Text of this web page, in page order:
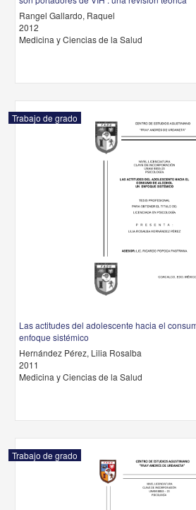
Rangel Gallardo, Raquel
2012
Medicina y Ciencias de la Salud
Trabajo de grado
Las actitudes del adolescente hacia el
enfoque sistémico
Hernández Pérez, Lilia Rosalba
2011
Medicina y Ciencias de la Salud
Trabajo de grado